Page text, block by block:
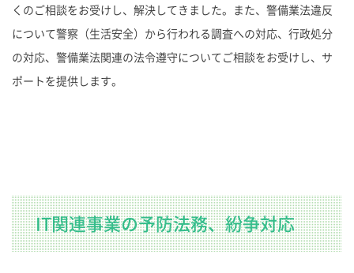
くのご相談をお受けし、解決してきました。また、警備業法違反
について警察（生活安全）から行われる調査への対応、行政処分
の対応、警備業法関連の法令遵守についてご相談をお受けし、サ
ポートを提供します。
IT関連事業の予防法務、紛争対応